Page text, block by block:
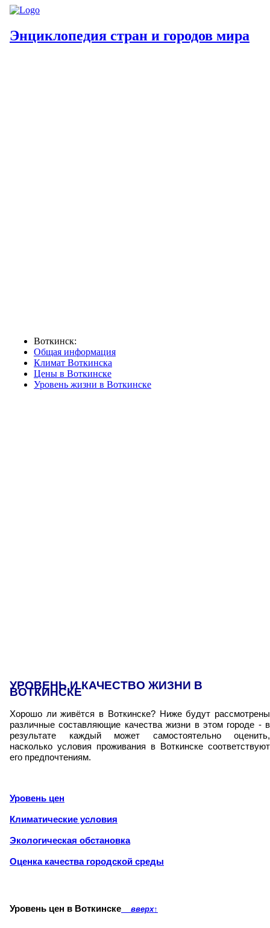
Энциклопедия стран и городов мира
Воткинск:
Общая информация
Климат Воткинска
Цены в Воткинске
Уровень жизни в Воткинске
УРОВЕНЬ И КАЧЕСТВО ЖИЗНИ В
ВОТКИНСКЕ
Хорошо ли живётся в Воткинске? Ниже будут рассмотрены
различные составляющие качества жизни в этом городе - в
результате каждый может самостоятельно оценить,
насколько условия проживания в Воткинске соответствуют
его предпочтениям.
Уровень цен
Климатические условия
Экологическая обстановка
Оценка качества городской среды
Уровень цен в Воткинске вверх↑